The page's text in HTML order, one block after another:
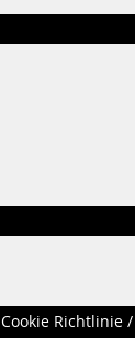
Cookie Richtlinie